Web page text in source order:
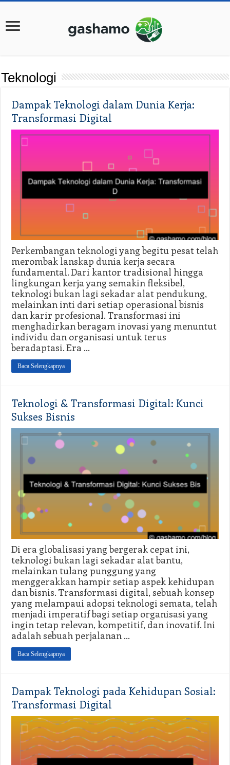
Teknologi
Dampak Teknologi dalam Dunia Kerja:
Transformasi Digital
Perkembangan teknologi yang begitu pesat telah
merombak lanskap dunia kerja secara
fundamental. Dari kantor tradisional hingga
lingkungan kerja yang semakin fleksibel,
teknologi bukan lagi sekadar alat pendukung,
melainkan inti dari setiap operasional bisnis
dan karir profesional. Transformasi ini
menghadirkan beragam inovasi yang menuntut
individu dan organisasi untuk terus
beradaptasi. Era …
Baca Selengkapnya
Teknologi & Transformasi Digital: Kunci
Sukses Bisnis
Di era globalisasi yang bergerak cepat ini,
teknologi bukan lagi sekadar alat bantu,
melainkan tulang punggung yang
menggerakkan hampir setiap aspek kehidupan
dan bisnis. Transformasi digital, sebuah konsep
yang melampaui adopsi teknologi semata, telah
menjadi imperatif bagi setiap organisasi yang
ingin tetap relevan, kompetitif, dan inovatif. Ini
adalah sebuah perjalanan …
Baca Selengkapnya
Dampak Teknologi pada Kehidupan Sosial:
Transformasi Digital